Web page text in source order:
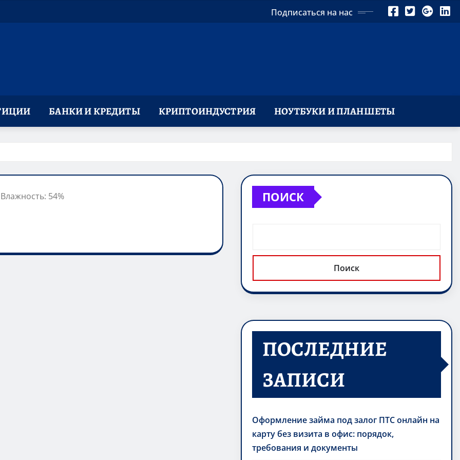
Подписаться на нас
БАНКИ И КРЕДИТЫ КРИПТОИНДУСТРИЯ НОУТБУКИ И ПЛАНШЕТЫ
54% ПОИСК
Поиск
ПОСЛЕДНИЕ
ЗАПИСИ
Оформление займа под залог ПТС онлайн на
карту без визита в офис: порядок,
требования и документы